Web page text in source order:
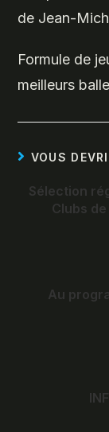
de Jean-
Formule de
meilleurs
VOUS
Sélection
Clubs
Au